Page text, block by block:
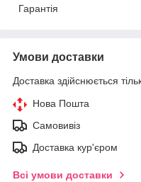
Гарантія
Умови доставки
Доставка здійснюється
Нова Пошта
Самовивіз
Доставка кур'єром
Всі умови доставки